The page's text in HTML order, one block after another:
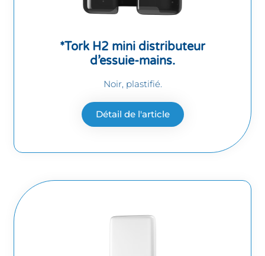
*Tork H2 mini distributeur
d’essuie-mains.
Noir, plastifié.
Détail de l'article